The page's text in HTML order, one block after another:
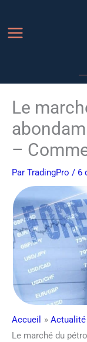
contenu
Le
–
Par TradingPro / 6
Accueil
Actualité
Le marché du